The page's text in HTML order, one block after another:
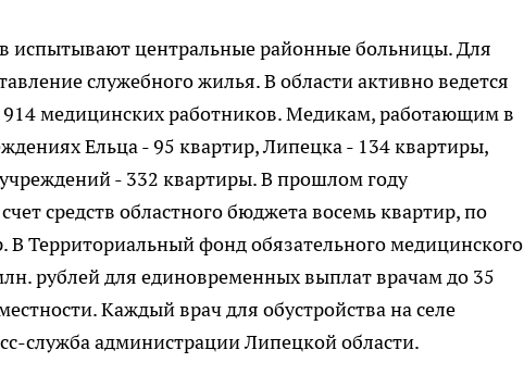
испытывают центральные районные больницы. Для
служебного жилья. В области активно ведется
914 медицинских работников. Медикам, работающим в
Ельца - 95 квартир, Липецка - 134 квартиры,
- 332 квартиры. В прошлом году
средств областного бюджета восемь квартир, по
В Территориальный фонд обязательного медицинского
рублей для единовременных выплат врачам до 35
Каждый врач для обустройства на селе
служба администрации Липецкой области.